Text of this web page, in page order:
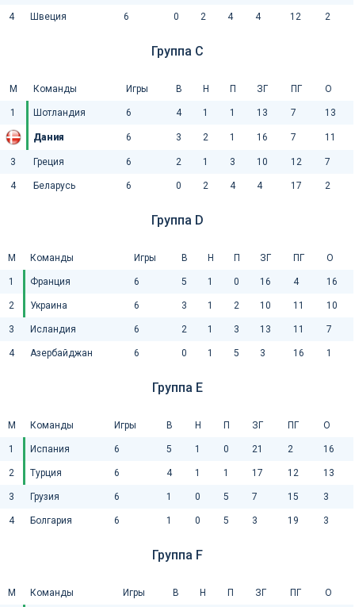
4 Швеция 6 0 2 4 4 12 2
Группа C
М Команды Игры В Н П ЗГ ПГ О
1 Шотландия 6 4 1 1 13 7 13
Дания 6 3 2 1 16 7 11
3 Греция 6 2 1 3 10 12 7
4 Беларусь 6 0 2 4 4 17 2
Группа D
М Команды Игры В Н П ЗГ ПГ О
1 Франция 6 5 1 0 16 4 16
2 Украина 6 3 1 2 10 11 10
3 Исландия 6 2 1 3 13 11 7
4 Азербайджан 6 0 1 5 3 16 1
Группа E
М Команды Игры В Н П ЗГ ПГ О
1 Испания 6 5 1 0 21 2 16
2 Турция 6 4 1 1 17 12 13
3 Грузия 6 1 0 5 7 15 3
4 Болгария 6 1 0 5 3 19 3
Группа F
М Команды Игры В Н П ЗГ ПГ О